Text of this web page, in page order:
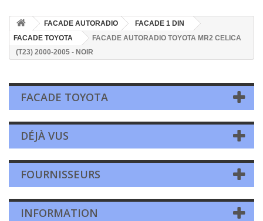
FACADE AUTORADIO
FACADE 1 DIN
FACADE TOYOTA
FACADE AUTORADIO TOYOTA MR2 CELICA
(T23) 2000-2005 - NOIR
FACADE TOYOTA
DÉJÀ VUS
FOURNISSEURS
INFORMATION